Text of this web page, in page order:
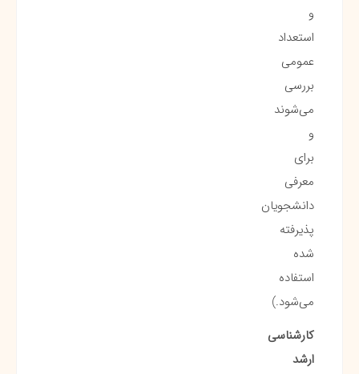
و
استعداد
عمومی
بررسی
می‌شوند
و
برای
معرفی
دانشجویان
پذیرفته
شده
استفاده
می‌شود.)
کارشناسی
ارشد